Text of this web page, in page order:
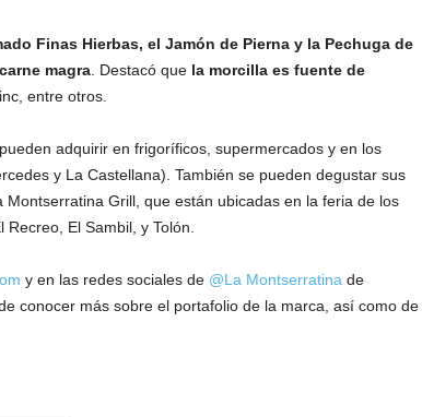
Finas Hierbas, el Jamón de Pierna y la Pechuga de
magra. Destacó que la morcilla es fuente de
entre otros.
adquirir en frigoríficos, supermercados y en los
y La Castellana). También se pueden degustar sus
Grill, que están ubicadas en la feria de los
El Sambil, y Tolón.
y en las redes sociales de @La Montserratina de
conocer más sobre el portafolio de la marca, así como de